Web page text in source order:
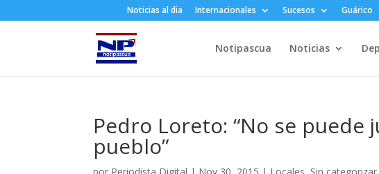
Noticias al dia Internacionales Sucesos Guárico
Notipascua Noticias
Pedro Loreto: “No se puede
pueblo”